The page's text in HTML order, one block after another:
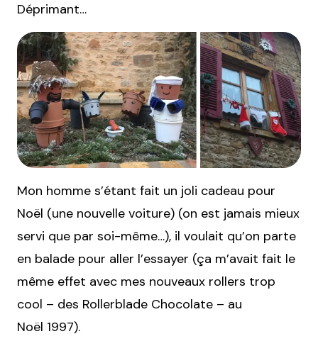
Déprimant…
Mon homme s’étant fait un joli cadeau pour
Noël (une nouvelle voiture) (on est jamais mieux
servi que par soi-même…), il voulait qu’on parte
en balade pour aller l’essayer (ça m’avait fait le
même effet avec mes nouveaux rollers trop
cool – des Rollerblade Chocolate – au
Noël 1997).